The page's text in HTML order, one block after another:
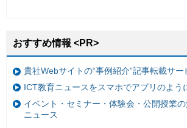
おすすめ情報 <PR>
貴社Webサイトの“事例紹介”記事転載サー
ICT教育ニュースをスマホでアプリのよう
イベント・セミナー・体験会・公開授業
ニュース